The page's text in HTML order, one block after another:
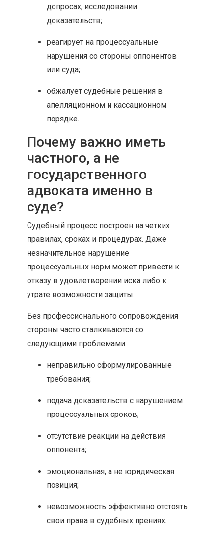
допросах, исследовании
доказательств;
реагирует на процессуальные
нарушения со стороны оппонентов
или суда;
обжалует судебные решения в
апелляционном и кассационном
порядке.
Почему важно иметь
частного, а не
государственного
адвоката именно в
суде?
Судебный процесс построен на четких
правилах, сроках и процедурах. Даже
незначительное нарушение
процессуальных норм может привести к
отказу в удовлетворении иска либо к
утрате возможности защиты.
Без профессионального сопровождения
стороны часто сталкиваются со
следующими проблемами:
неправильно сформулированные
требования;
подача доказательств с нарушением
процессуальных сроков;
отсутствие реакции на действия
оппонента;
эмоциональная, а не юридическая
позиция;
невозможность эффективно отстоять
свои права в судебных прениях.